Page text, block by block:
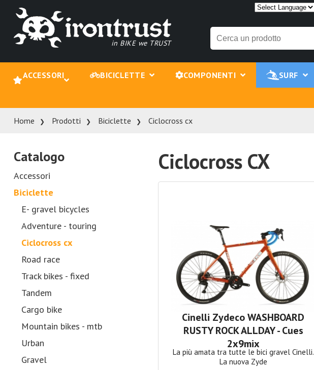
in BIKE we TRUST
ACCESSORI BICICLETTE COMPONENTI SURF
Home Prodotti Biciclette Ciclocross cx
Catalogo
Accessori
Biciclette
E- gravel bicycles
Adventure - touring
Ciclocross cx
Road race
Track bikes - fixed
Tandem
Cargo bike
Mountain bikes - mtb
Urban
Gravel
Ciclocross CX
Cinelli Zydeco WASHBOARD
RUSTY ROCK ALLDAY - Cues
2x9mix
La più amata tra tutte le bici gravel Cinelli.
La nuova Zyde